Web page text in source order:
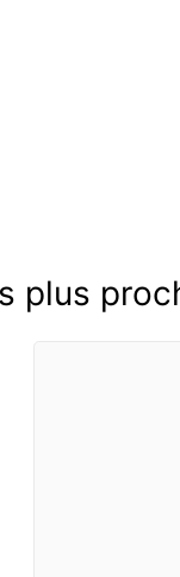
plus